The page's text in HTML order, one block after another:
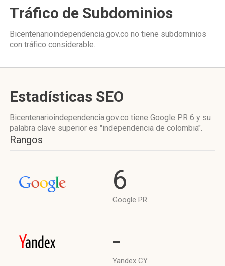
Tráfico de Subdominios
Bicentenarioindependencia.gov.co no tiene subdominios
con tráfico considerable.
Estadísticas SEO
Bicentenarioindependencia.gov.co tiene Google PR 6 y su
palabra clave superior es "independencia de colombia".
Rangos
6
Google PR
-
Yandex CY